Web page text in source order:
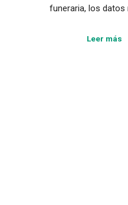
funeraria, los datos
Leer más